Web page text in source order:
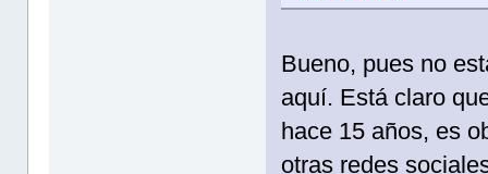
Bueno, pues no
aquí. Está claro
hace 15 años, es
otras redes